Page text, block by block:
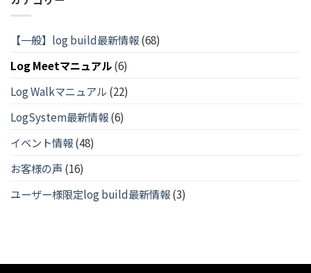
【一般】log build最新情報(68)
Log Meetマニュアル(6)
Log Walkマニュアル(22)
LogSystem最新情報(6)
イベント情報(48)
お客様の声(16)
ユーザー様限定log build最新情報(3)